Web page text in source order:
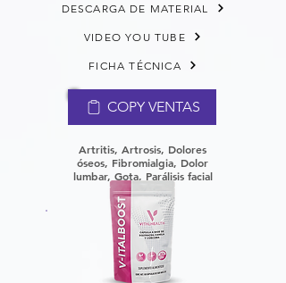
DESCARGA DE MATERIAL
VIDEO YOU TUBE
FICHA TÉCNICA
COPY VENTAS
Artritis, Artrosis, Dolores
óseos, Fibromialgia, Dolor
lumbar, Gota, Parálisis facial